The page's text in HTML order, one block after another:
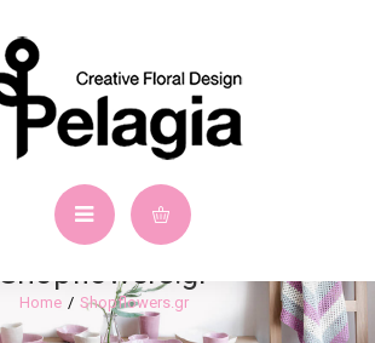
Shopflowers.gr
Shopflowers.gr